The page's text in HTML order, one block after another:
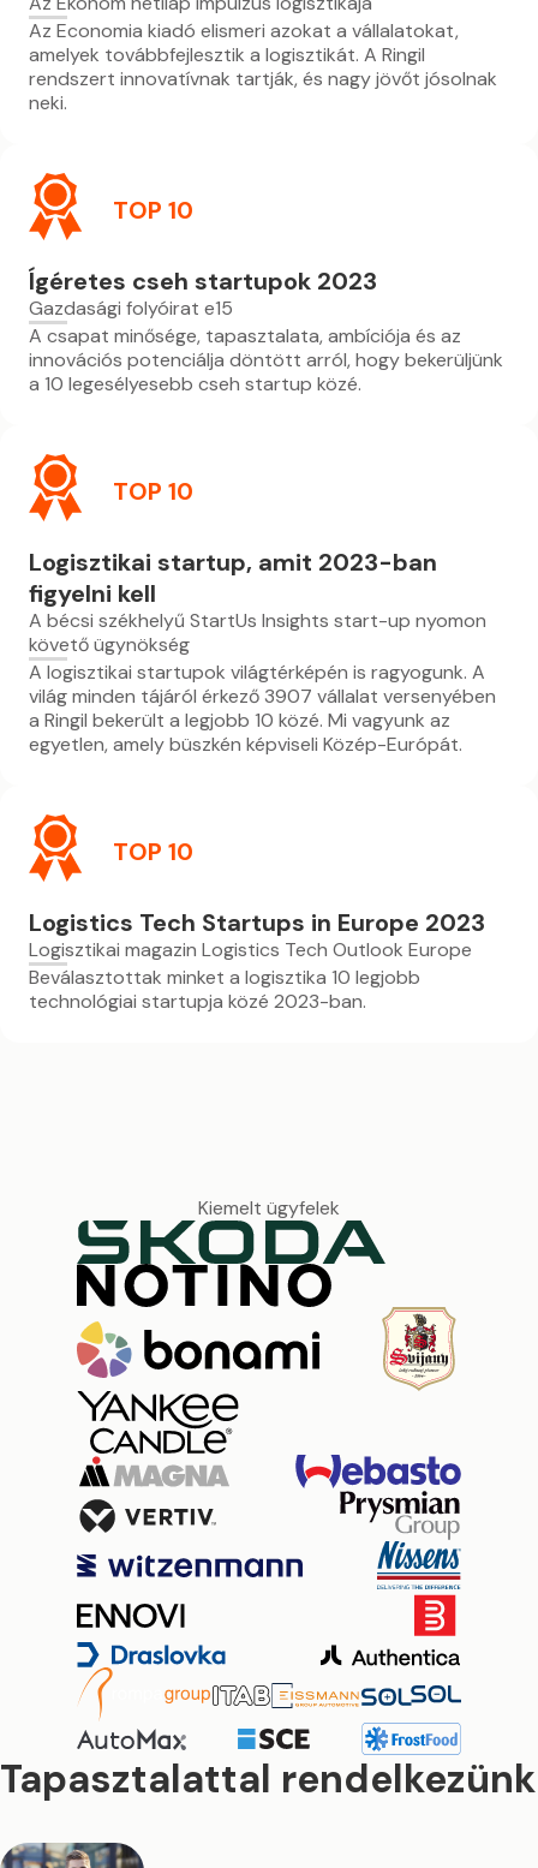
Az Economia kiadó elismeri azokat a vállalatokat,
amelyek továbbfejlesztik a logisztikát. A Ringil
rendszert innovatívnak tartják, és nagy jövőt jósolnak
neki.
TOP 10
Ígéretes cseh startupok 2023
Gazdasági folyóirat e15
A csapat minősége, tapasztalata, ambíciója és az
innovációs potenciálja döntött arról, hogy bekerüljünk
a 10 legesélyesebb cseh startup közé.
TOP 10
Logisztikai startup, amit 2023-ban
figyelni kell
A bécsi székhelyű StartUs Insights start-up nyomon
követő ügynökség
A logisztikai startupok világtérképén is ragyogunk. A
világ minden tájáról érkező 3907 vállalat versenyében
a Ringil bekerült a legjobb 10 közé. Mi vagyunk az
egyetlen, amely büszkén képviseli Közép-Európát.
TOP 10
Logistics Tech Startups in Europe 2023
Logisztikai magazin Logistics Tech Outlook Europe
Beválasztottak minket a logisztika 10 legjobb
technológiai startupja közé 2023-ban.
Kiemelt ügyfelek
Tapasztalattal rendelkezünk